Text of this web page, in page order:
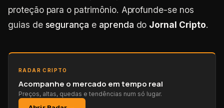
proteção para o patrimônio. Aprofunde-se nos
guias de segurança e aprenda do Jornal Cripto.
RADAR CRIPTO
Acompanhe o mercado em tempo real
Preços, altas, quedas e tendências num só lugar.